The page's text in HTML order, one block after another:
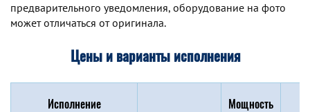
предварительного уведомления, оборудование на фото
может отличаться от оригинала.
Цены и варианты исполнения
Исполнение Мощность